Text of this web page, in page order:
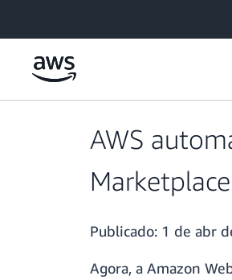
AWS
Publicado: 1 de abr
Agora, a Amazon